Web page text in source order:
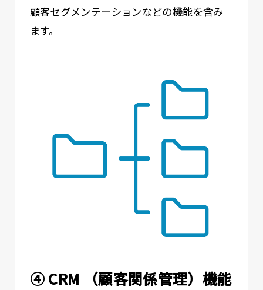
顧客セグメンテーションなどの機能を含み
ます。
④ CRM （顧客関係管理）機能